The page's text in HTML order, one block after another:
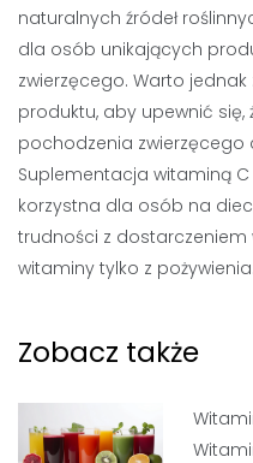
naturalnych źródeł
dla osób unikających
zwierzęcego. Warto
produktu, aby upewnić
pochodzenia zwierzęcego
Suplementacja witaminą
korzystna dla osób na
trudności z dostarczeniem
witaminy tylko z pożywienia.
Zobacz także